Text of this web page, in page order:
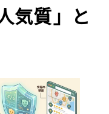
気質」と